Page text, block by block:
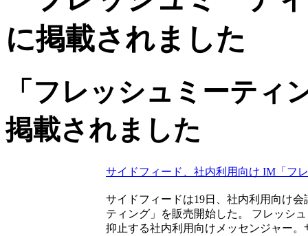
に掲載されました
「フレッシュミーティ
掲載されました
サイドフィード、社内利用向け IM「フ
サイドフィードは19日、社内利用向け
ティング」を販売開始した。 フレッシ
抑止する社内利用向けメッセンジャー